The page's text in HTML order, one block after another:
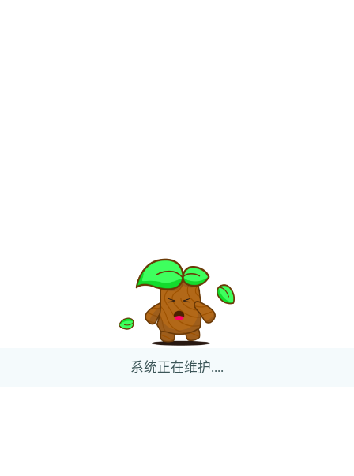
系统正在维护....